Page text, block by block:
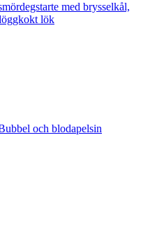
med brysselkål,
lök
och blodapelsin